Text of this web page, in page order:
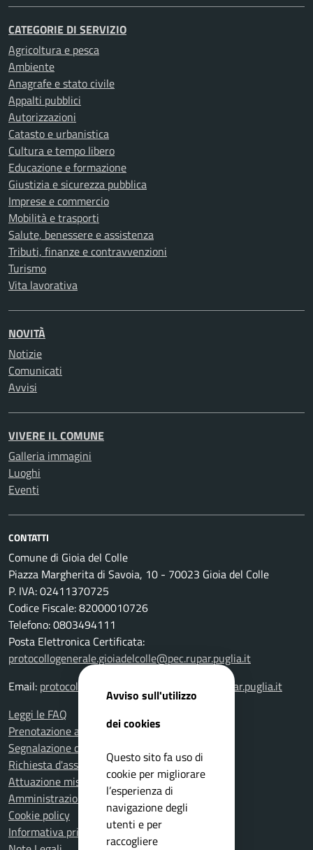
CATEGORIE DI SERVIZIO
Agricoltura e pesca
Ambiente
Anagrafe e stato civile
Appalti pubblici
Autorizzazioni
Catasto e urbanistica
Cultura e tempo libero
Educazione e formazione
Giustizia e sicurezza pubblica
Imprese e commercio
Mobilità e trasporti
Salute, benessere e assistenza
Tributi, finanze e contravvenzioni
Turismo
Vita lavorativa
NOVITÀ
Notizie
Comunicati
Avvisi
VIVERE IL COMUNE
Galleria immagini
Luoghi
Eventi
CONTATTI
Comune di Gioia del Colle
Piazza Margherita di Savoia, 10 - 70023 Gioia del Colle
P. IVA: 02411370725
Codice Fiscale: 82000010726
Telefono: 0803494111
Posta Elettronica Certificata:
protocollogenerale.gioiadelcolle@pec.rupar.puglia.it
Email: protocollogenerale.gioiadelcolle@pec.rupar.puglia.it
Leggi le FAQ
Prenotazione appuntamento
Segnalazione disservizio
Richiesta d'assistenza
Attuazione misure PNRR
Amministrazione trasparente
Cookie policy
Informativa privacy
Avviso sull'utilizzo
dei cookies
Questo sito fa uso di
cookie per migliorare
l’esperienza di
navigazione degli
utenti e per
raccogliere